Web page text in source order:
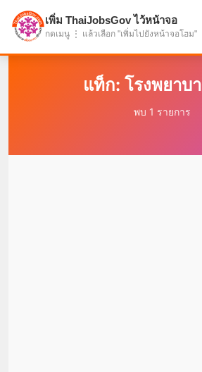
แบ่งปันโอกาส เพื่ออนาคตที่ก้าวหน้า
แท็ก: โรงพยาบ
พบ 1 รายการ
เพิ่ม ThaiJobsGov ไว้หน้าจอ
กดเมนู ⋮ แล้วเลือก "เพิ่มไปยังหน้าจอโฮม"